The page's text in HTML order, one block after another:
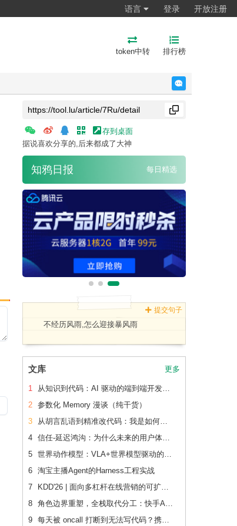
语言 登录 开放注册
token中转 排行榜
存到桌面
据说喜欢分享的,后来都成了大神
知鸦日报 每日精选
提交句子
不经历风雨,怎么迎接暴风雨
文库 更多
1
从知识到代码：AI 驱动的端到端开发流水线（下篇）
2 参数化 Memory 漫谈（纯干货）
3
从胡言乱语到精准改代码：我是如何让 AI 读懂老项目的
4
信任-延迟鸿沟：为什么未来的用户体验会刻意变慢
5
世界动作模型：VLA+世界模型驱动的Physical AI 后训练范式跃迁
6 淘宝主播Agent的Harness工程实战
7
KDD'26 | 面向多杠杆在线营销的可扩展、可追踪联合 增量建模
8
角色边界重塑，全栈取代分工：快手AI生产力体系成形
9
每天被 oncall 打断到无法写代码？携程机票前端用这套方法把重复问题解决了2/3